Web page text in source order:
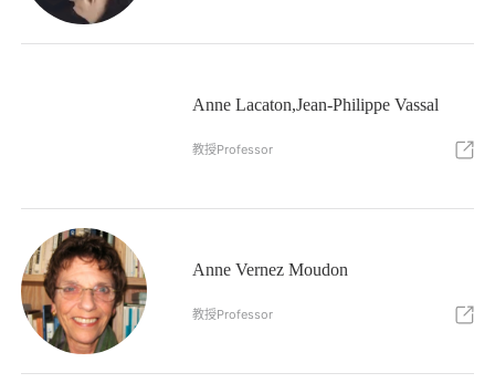
Anne Lacaton,Jean-Philippe Vassal
教授Professor
Anne Vernez Moudon
教授Professor